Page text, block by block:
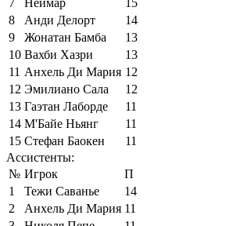
8
Анди Делорт
14
9
Жонатан Бамба
13
10 Вахби Хазри
13
11 Анхель Ди Мария 12
12 Эмилиано Сала
12
13 Гаэтан Лаборде
11
14 М'Байе Ньянг
11
15 Стефан Баокен
11
Ассистенты:
№ Игрок
П
1
Тежи Саванье
14
2
Анхель Ди Мария 11